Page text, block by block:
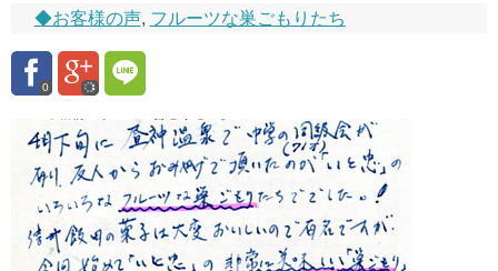
◆お客様の声, フルーツな巣ごもりたち
0